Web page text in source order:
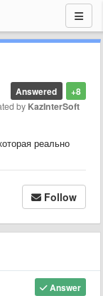
+8
Answered
by KazInterSoft
реально
Follow
Answer